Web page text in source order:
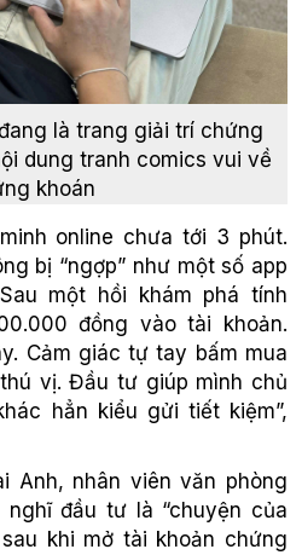
là trang giải trí chứng
dung tranh comics vui về
khoán
online chưa tới 3 phút.
bị “ngợp” như một số app
một hồi khám phá tính
đồng vào tài khoản.
Cảm giác tự tay bấm mua
vị. Đầu tư giúp mình chủ
hẳn kiểu gửi tiết kiệm”,
Anh, nhân viên văn phòng
đầu tư là “chuyện của
khi mở tài khoản chứng